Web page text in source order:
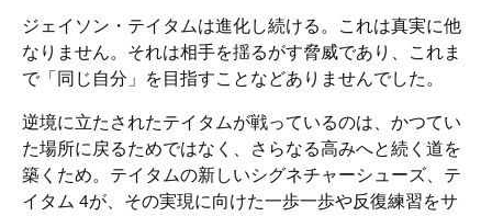
ジェイソン・テイタムは進化し続ける。これは真実に他
なりません。それは相手を揺るがす脅威であり、これま
で「同じ自分」を目指すことなどありませんでした。
逆境に立たされたテイタムが戦っているのは、かつてい
た場所に戻るためではなく、さらなる高みへと続く道を
築くため。テイタムの新しいシグネチャーシューズ、テ
イタム 4が、その実現に向けた一歩一歩や反復練習をサ